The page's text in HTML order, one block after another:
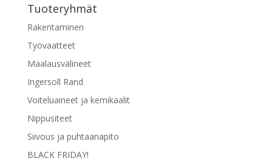
Tuoteryhmät
Rakentaminen
Työvaatteet
Maalausvälineet
Ingersoll Rand
Voiteluaineet ja kemikaalit
Nippusiteet
Siivous ja puhtaanapito
BLACK FRIDAY!